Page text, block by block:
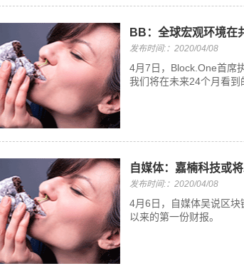
BB：全球宏观环境在
发布时间:：2020/04/08
4月7日，Block.One首席
我们将在未来24个月看到
自媒体：嘉楠科技或
发布时间:：2020/04/08
4月6日，自媒体吴说区
以来的第一份财报。